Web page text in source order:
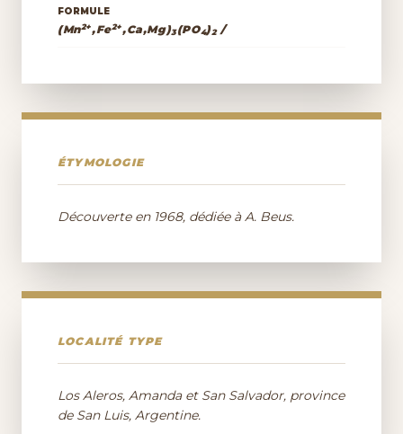
FORMULE
(Mn2+,Fe2+,Ca,Mg)3(PO4)2/
ÉTYMOLOGIE
Découverte en 1968, dédiée à A. Beus.
LOCALITÉ TYPE
Los Aleros, Amanda et San Salvador, province
de San Luis, Argentine.